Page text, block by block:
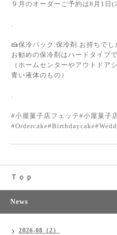
９月のオーダーご予約は8月1日
.
🍰保冷バック.保冷剤.お持ちで
お勧めの保冷剤はハードタイプ
（ホームセンターやアウトドア
青い液体のもの）
.
#小屋菓子店フェッテ#小屋菓子
Ｔｏｐ
News
2026-08（2）